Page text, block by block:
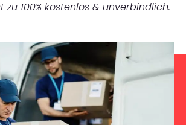
zu 100% kostenlos & unverbindlich.